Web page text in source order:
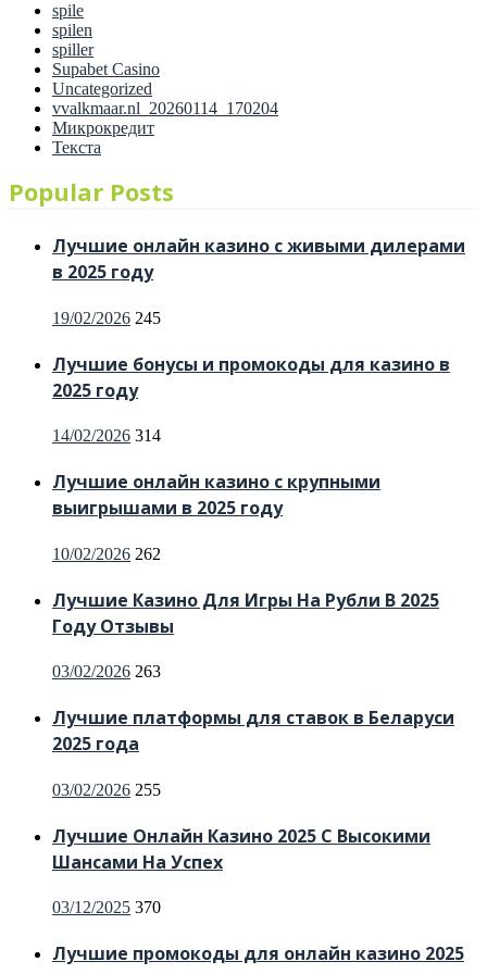
spile
spilen
spiller
Supabet Casino
Uncategorized
vvalkmaar.nl_20260114_170204
Микрокредит
Текста
Popular Posts
Лучшие онлайн казино с живыми дилерами
в 2025 году
Posted
19/02/2026 245
Лучшие бонусы и промокоды для казино в
2025 году
Posted
14/02/2026 314
Лучшие онлайн казино с крупными
выигрышами в 2025 году
Posted
10/02/2026 262
Лучшие Казино Для Игры На Рубли В 2025
Году Отзывы
Posted
03/02/2026 263
Лучшие платформы для ставок в Беларуси
2025 года
Posted
03/02/2026 255
Лучшие Онлайн Казино 2025 С Высокими
Шансами На Успех
Posted
03/12/2025 370
Лучшие промокоды для онлайн казино 2025